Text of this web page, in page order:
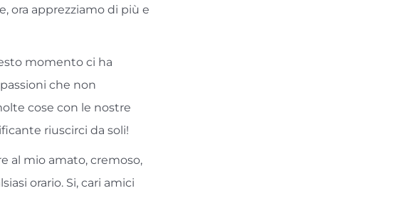
ora apprezziamo di più e
momento ci ha
che non
cose con le nostre
riuscirci da soli!
al mio amato, cremoso,
orario. Si, cari amici